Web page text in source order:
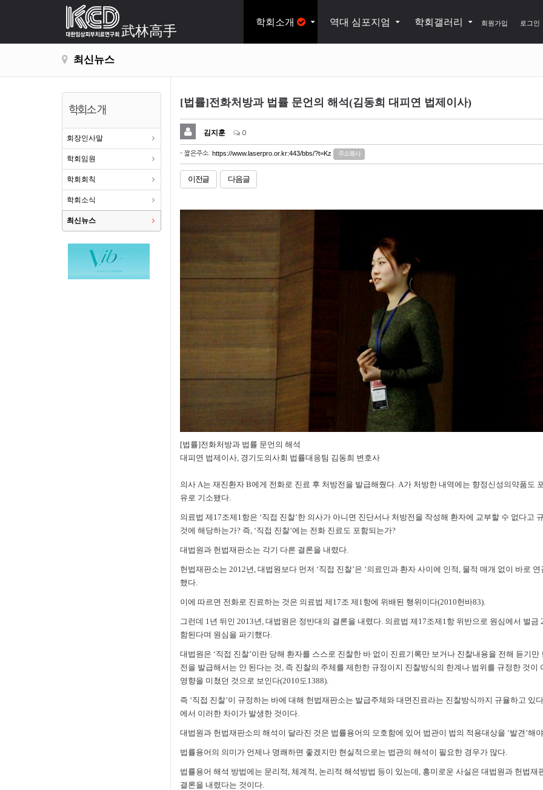
武林高手
학회소개 역대 심포지엄 학회갤러리 회원가입 로그인
최신뉴스
학회소개
회장인사말
학회임원
학회회칙
학회소식
최신뉴스
[법률]전화처방과 법률 문언의 해석(김동희 대피연 법제이사)
김지훈 0
- 짧은주소: https://www.laserpro.or.kr:443/bbs/?t=Kz 주소복사
이전글 다음글
[법률]전화처방과 법률 문언의 해석
대피연 법제이사, 경기도의사회 법률대응팀 김동희 변호사
의사 A는 재진환자 B에게 전화로 진료 후 처방전을 발급해줬다. A가 처방한 내역에는 향정신성의약품도
유로 기소됐다.
의료법 제17조제1항은 ‘직접 진찰’한 의사가 아니면 진단서나 처방전을 작성해 환자에 교부할 수 없다고
것에 해당하는가? 즉, ‘직접 진찰’에는 전화 진료도 포함되는가?
대법원과 헌법재판소는 각기 다른 결론을 내렸다.
헌법재판소는 2012년, 대법원보다 먼저 ‘직접 진찰’은 ‘의료인과 환자 사이에 인적, 물적 매개 없이 바로
했다.
이에 따르면 전화로 진료하는 것은 의료법 제17조 제1항에 위배된 행위이다(2010헌바83).
그런데 1년 뒤인 2013년, 대법원은 정반대의 결론을 내렸다. 의료법 제17조제1항 위반으로 원심에서 벌금
함된다며 원심을 파기했다.
대법원은 ‘직접 진찰’이란 당해 환자를 스스로 진찰한 바 없이 진료기록만 보거나 진찰내용을 전해 듣기
전을 발급해서는 안 된다는 것, 즉 진찰의 주체를 제한한 규정이지 진찰방식의 한계나 범위를 규정한 것
영향을 미쳤던 것으로 보인다(2010도1388).
즉 ‘직접 진찰’이 규정하는 바에 대해 헌법재판소는 발급주체와 대면진료라는 진찰방식까지 규율하고
에서 이러한 차이가 발생한 것이다.
대법원과 헌법재판소의 해석이 달라진 것은 법률용어의 모호함에 있어 법관이 법의 적용대상을 ‘발견’해
법률용어의 의미가 언제나 명쾌하면 좋겠지만 현실적으로는 법관의 해석이 필요한 경우가 많다.
법률용어 해석 방법에는 문리적, 체계적, 논리적 해석방법 등이 있는데, 흥미로운 사실은 대법원과 헌법
결론을 내렸다는 것이다.